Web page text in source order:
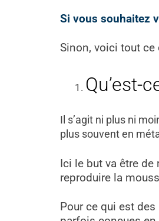
Si vous souhaitez
Sinon, voici tout ce
Qu’est-
Il s’agit ni plus ni
plus souvent en
Ici le but va être de
reproduire la
Pour ce qui est